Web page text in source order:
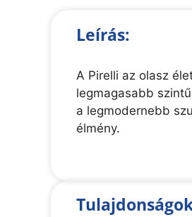
Leírás:
A Pirelli az olasz
legmagasabb
a legmodernebb
élmény.